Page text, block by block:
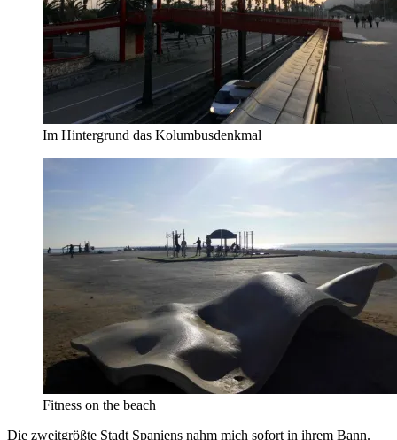
Im Hintergrund das Kolumbusdenkmal
Fitness on the beach
Die zweitgrößte Stadt Spaniens nahm mich sofort in ihrem Bann.